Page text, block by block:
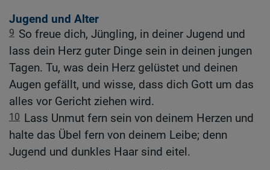
Jugend und Alter
9 So freue dich, Jüngling, in deiner Jugend und
lass dein Herz guter Dinge sein in deinen jungen
Tagen. Tu, was dein Herz gelüstet und deinen
Augen gefällt, und wisse, dass dich Gott um das
alles vor Gericht ziehen wird.
10 Lass Unmut fern sein von deinem Herzen und
halte das Übel fern von deinem Leibe; denn
Jugend und dunkles Haar sind eitel.